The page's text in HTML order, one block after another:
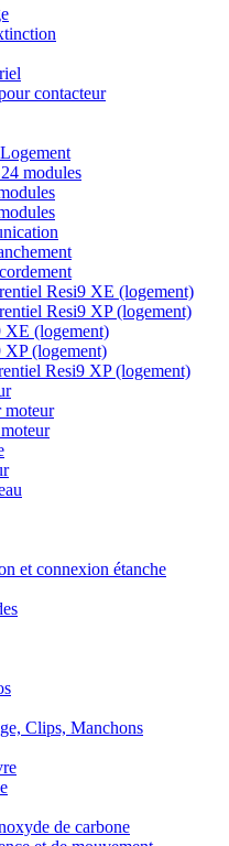
contacteur
modules
Resi9 XE (logement)
Resi9 XP (logement)
XE (logement)
XP (logement)
Resi9 XP (logement)
moteur
et connexion étanche
Clips, Manchons
de carbone